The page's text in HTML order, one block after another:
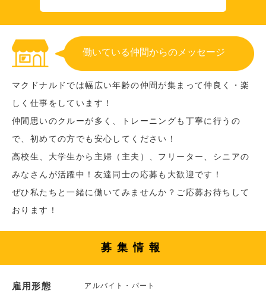
働いている仲間からのメッセージ
マクドナルドでは幅広い年齢の仲間が集まって仲良く・楽
しく仕事をしています！
仲間思いのクルーが多く、トレーニングも丁寧に行うの
で、初めての方でも安心してください！
高校生、大学生から主婦（主夫）、フリーター、シニアの
みなさんが活躍中！友達同士の応募も大歓迎です！
ぜひ私たちと一緒に働いてみませんか？ご応募お待ちして
おります！
募集情報
雇用形態 アルバイト・パート